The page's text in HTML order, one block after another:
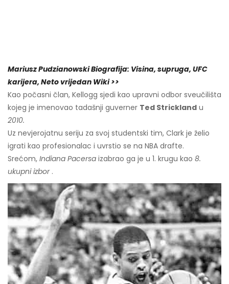
Mariusz Pudzianowski Biografija: Visina, supruga, UFC
karijera, Neto vrijedan Wiki >>
Kao počasni član, Kellogg sjedi kao upravni odbor sveučilišta
kojeg je imenovao tadašnji guverner Ted Strickland u
2010.
Uz nevjerojatnu seriju za svoj studentski tim, Clark je želio
igrati kao profesionalac i uvrstio se na NBA drafte.
Srećom, Indiana Pacersa izabrao ga je u 1. krugu kao 8.
ukupni izbor.